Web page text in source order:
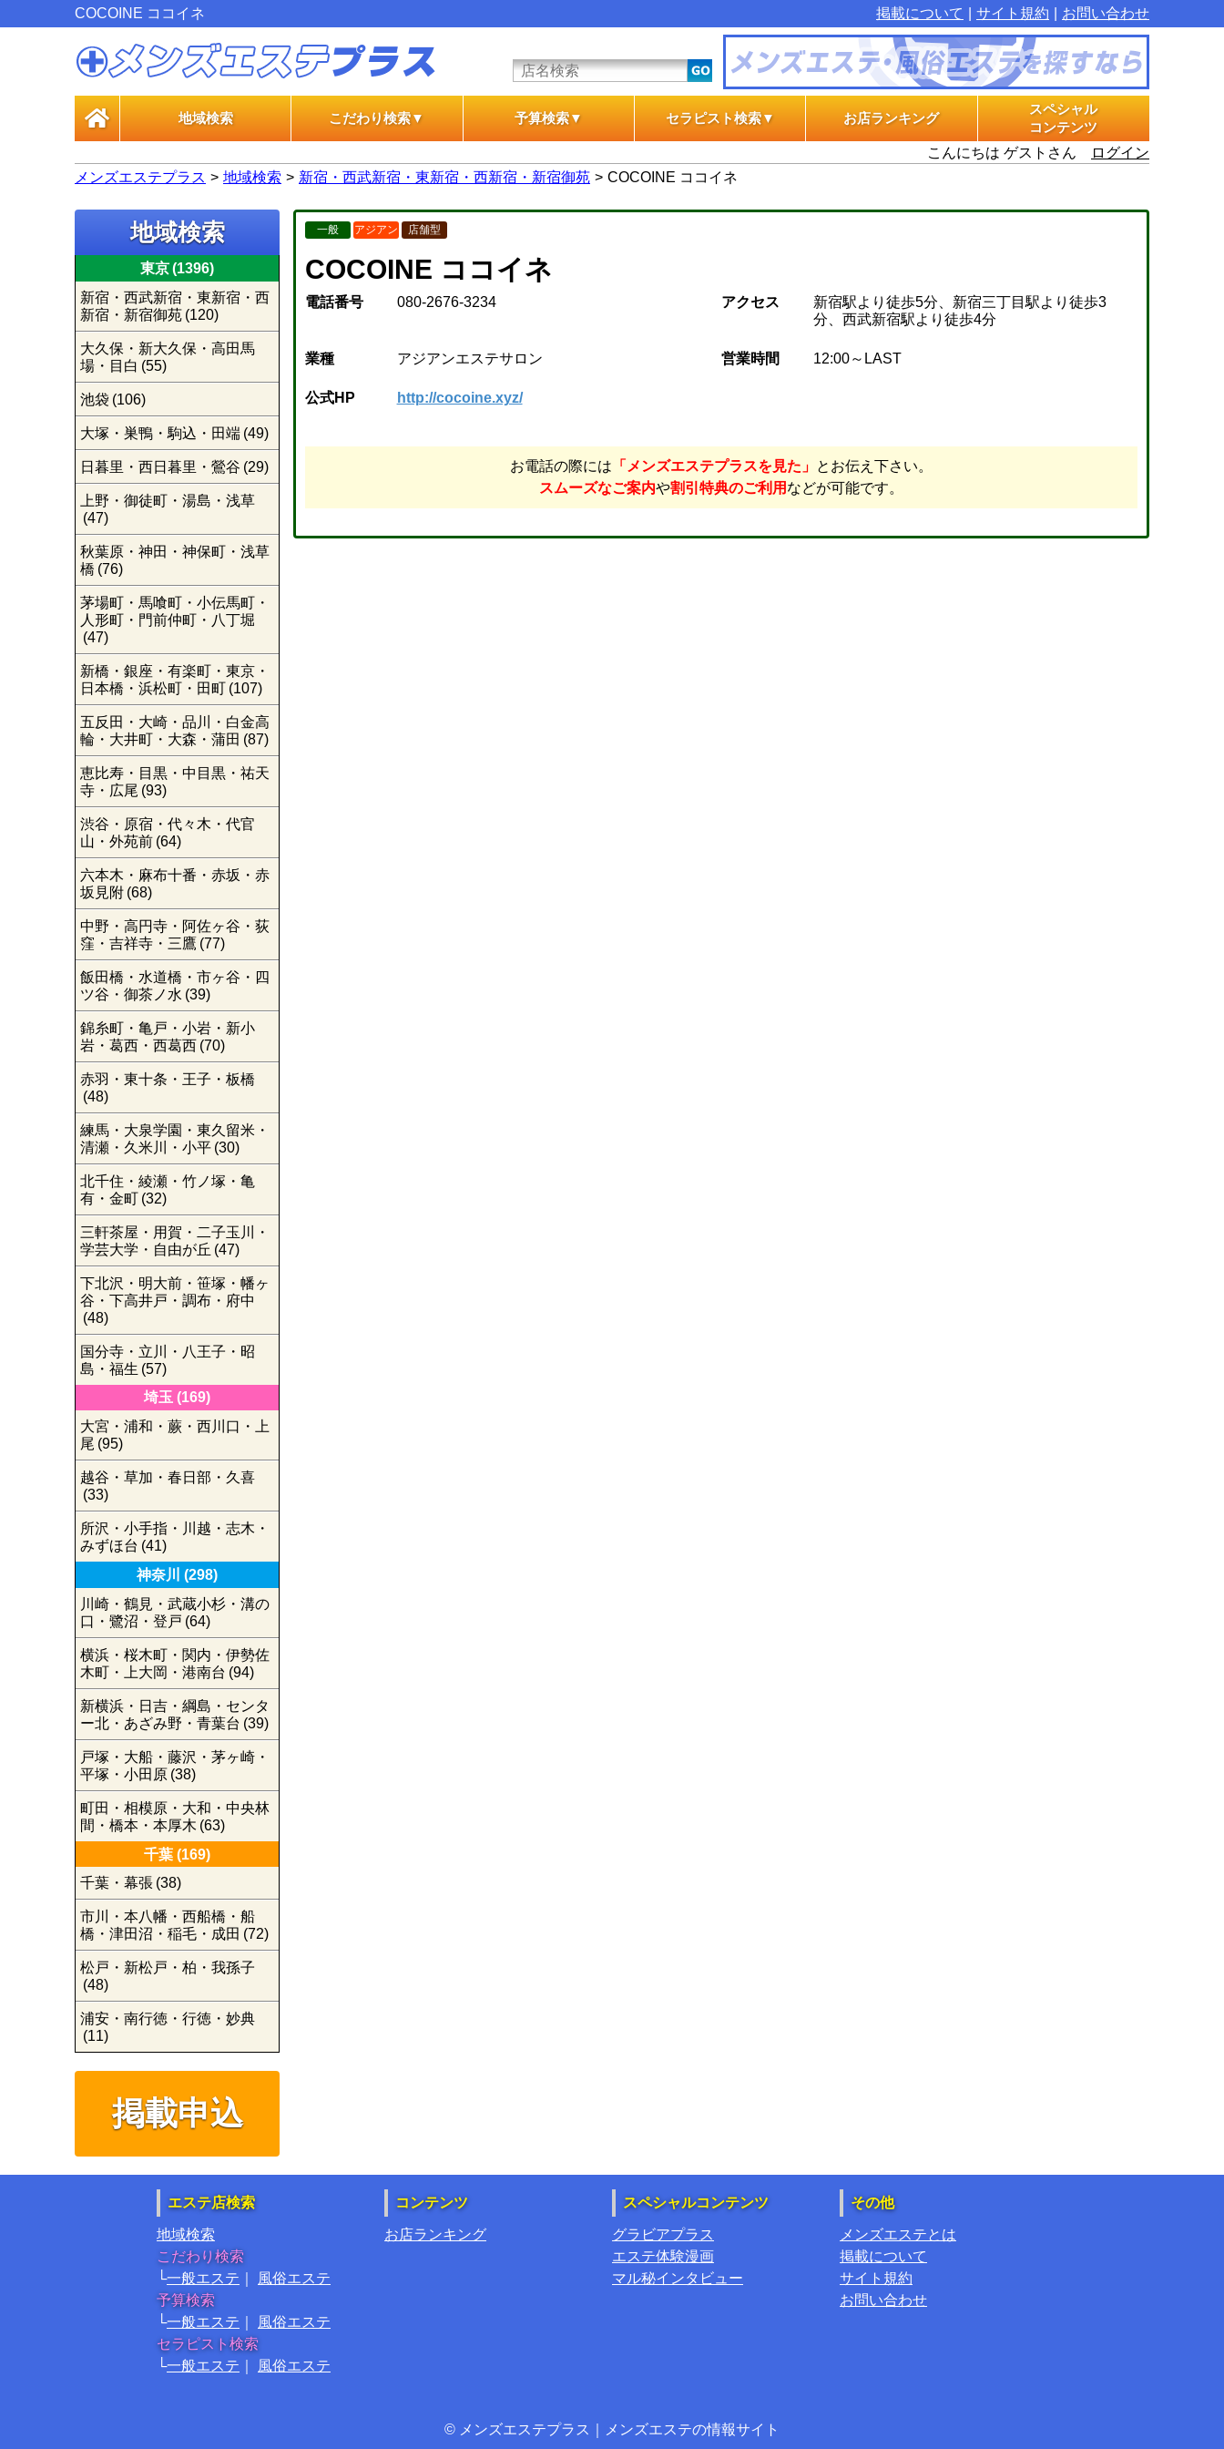
COCOINE ココイネ 掲載について サイト規約 お問い合わせ
地域検索 こだわり検索▼
一般エステ
風俗エステ
予算検索▼
一般エステ
風俗エステ
セラピスト検索▼
一般エステ
風俗エステ
お店ランキング
スペシャル
コンテンツ
グラビアプラス
エステ体験漫画
マル秘インタビュー
こんにちは ゲストさん
ログイン
メンズエステプラス
地域検索 新宿・西武新宿・東新宿・西新宿・新宿御苑 COCOINE ココイネ
地域検索
東京(1396)
新宿・西武新宿・東新宿・西
新宿・新宿御苑 (120)
大久保・新大久保・高田馬
場・目白 (55)
池袋 (106)
大塚・巣鴨・駒込・田端 (49)
日暮里・西日暮里・鶯谷 (29)
上野・御徒町・湯島・浅草
(47)
秋葉原・神田・神保町・浅草
橋 (76)
茅場町・馬喰町・小伝馬町・
人形町・門前仲町・八丁堀
(47)
新橋・銀座・有楽町・東京・
日本橋・浜松町・田町 (107)
五反田・大崎・品川・白金高
輪・大井町・大森・蒲田 (87)
恵比寿・目黒・中目黒・祐天
寺・広尾 (93)
渋谷・原宿・代々木・代官
山・外苑前 (64)
六本木・麻布十番・赤坂・赤
坂見附 (68)
中野・高円寺・阿佐ヶ谷・荻
窪・吉祥寺・三鷹 (77)
飯田橋・水道橋・市ヶ谷・四
ツ谷・御茶ノ水 (39)
錦糸町・亀戸・小岩・新小
岩・葛西・西葛西 (70)
赤羽・東十条・王子・板橋
(48)
練馬・大泉学園・東久留米・
清瀬・久米川・小平 (30)
北千住・綾瀬・竹ノ塚・亀
有・金町 (32)
三軒茶屋・用賀・二子玉川・
学芸大学・自由が丘 (47)
下北沢・明大前・笹塚・幡ヶ
谷・下高井戸・調布・府中
(48)
国分寺・立川・八王子・昭
島・福生 (57)
埼玉 (169)
大宮・浦和・蕨・西川口・上
尾 (95)
越谷・草加・春日部・久喜
(33)
所沢・小手指・川越・志木・
みずほ台 (41)
神奈川
(298)
川崎・鶴見・武蔵小杉・溝の
口・鷺沼・登戸 (64)
横浜・桜木町・関内・伊勢佐
木町・上大岡・港南台 (94)
新横浜・日吉・綱島・センタ
ー北・あざみ野・青葉台 (39)
戸塚・大船・藤沢・茅ヶ崎・
平塚・小田原 (38)
町田・相模原・大和・中央林
間・橋本・本厚木 (63)
千葉 (169)
千葉・幕張 (38)
市川・本八幡・西船橋・船
橋・津田沼・稲毛・成田 (72)
松戸・新松戸・柏・我孫子
(48)
浦安・南行徳・行徳・妙典
(11)
掲載申込
一般 アジアン 店舗型
COCOINE ココイネ
電話番号 080-2676-3234 アクセス
新宿駅より徒歩5分、新宿三丁目駅より徒歩3
分、西武新宿駅より徒歩4分
業種 アジアンエステサロン 営業時間 12:00～LAST
公式HP http://cocoine.xyz/
お電話の際には 「メンズエステプラスを見た」 とお伝え下さい。
スムーズなご案内や割引特典のご利用 などが可能です。
エステ店検索
地域検索
こだわり検索
一般エステ
風俗エステ
予算検索
一般エステ
風俗エステ
セラピスト検索
一般エステ
風俗エステ
コンテンツ
お店ランキング
スペシャルコンテンツ
グラビアプラス
エステ体験漫画
マル秘インタビュー
その他
メンズエステとは
掲載について
サイト規約
お問い合わせ
© メンズエステプラス｜メンズエステの情報サイト